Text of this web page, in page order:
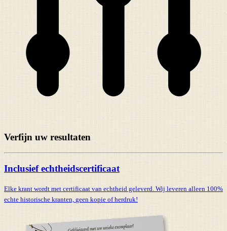
Verfijn uw resultaten
Inclusief echtheidscertificaat
Elke krant wordt met certificaat van echtheid geleverd. Wij leveren alleen 100%
echte historische kranten, geen kopie of herdruk!